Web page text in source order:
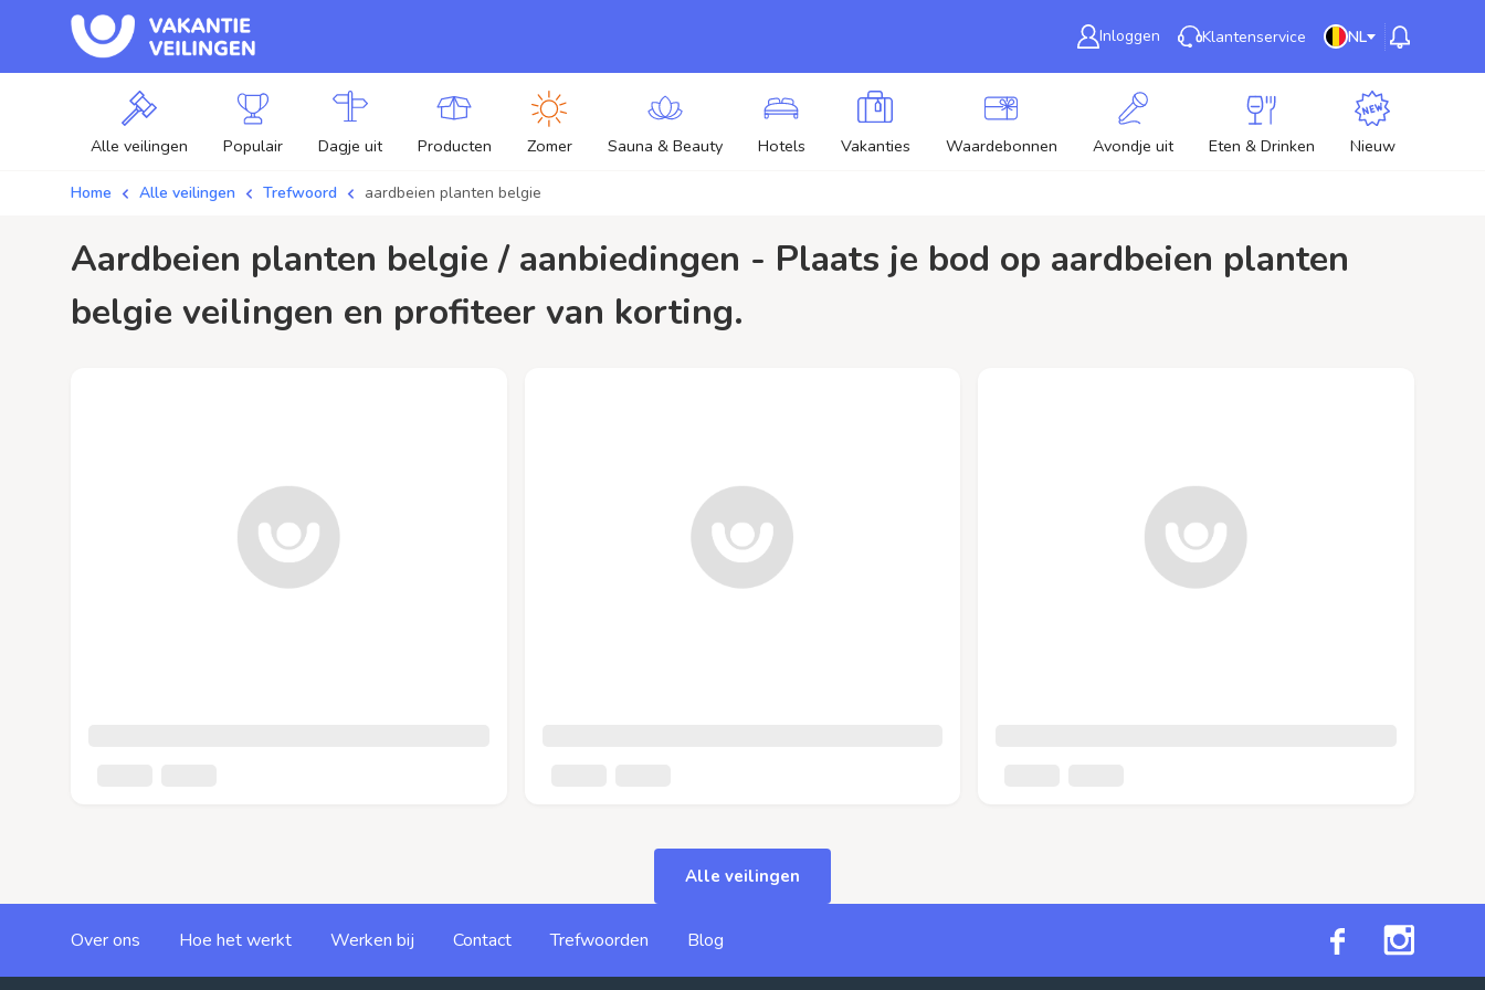
Inloggen Klantenservice NL
Alle veilingen Populair Dagje uit Producten Zomer Sauna & Beauty Hotels Vakanties Waardebonnen Avondje uit Eten & Drinken Nieuw
Home Alle veilingen Trefwoord aardbeien planten belgie
aardbeien planten belgie / aanbiedingen - Plaats je bod op aardbeien planten
belgie veilingen en profiteer van korting.
Alle veilingen
Over ons Hoe het werkt Werken bij Contact Trefwoorden Blog